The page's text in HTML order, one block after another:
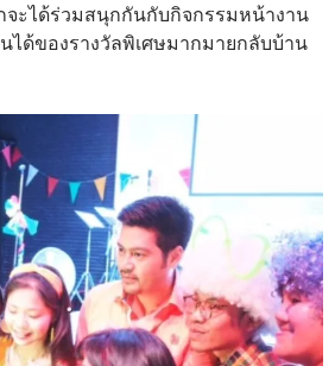
จะได้ร่วมสนุกกันกับกิจกรรมหน้างาน
ด้ของรางวัลพิเศษมากมายกลับบ้าน